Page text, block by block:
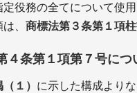
役務の全てについて使
、 商標法第３条第１項
４条第１項第７号につ
１） に示した構成より